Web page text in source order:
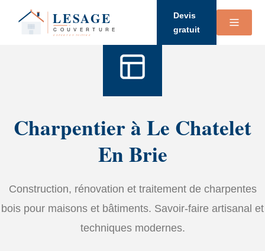
Devis
gratuit
Charpentier à Le Chatelet
En Brie
Construction, rénovation et traitement de charpentes
bois pour maisons et bâtiments. Savoir-faire artisanal et
techniques modernes.